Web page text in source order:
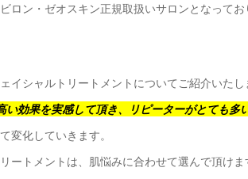
ロン・ゼオスキン正規取扱いサロンとなってお
イシャルトリートメントについてご紹介いたし
い効果を実感して頂き、リピーターがとても多
変化していきます。
ートメントは、肌悩みに合わせて選んで頂けま